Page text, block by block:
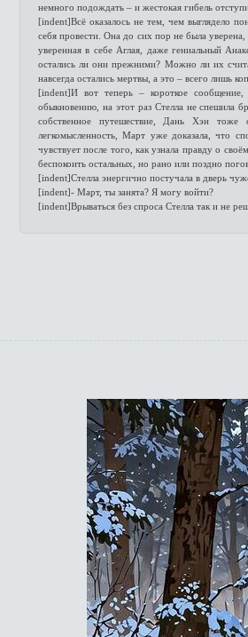
немного подождать – и жестокая гибель
[indent]Всё оказалось не тем, чем выглядело
себя провести. Она до сих пор не была
уверенная в себе Аглая, даже гениальный
остались ли они прежними? Можно ли их
навсегда остались мертвы, а это – всего лишь
[indent]И вот теперь – короткое
обыкновению, на этот раз Стелла не спешила
собственное путешествие, Дань Хэн
легкомысленность, Март уже доказала, что
чувствует после того, как узнала правду о
беспокоить остальных, но рано или поздно
[indent]Стелла энергично постучала в дверь
[indent]- Март, ты занята? Я могу войти?
[indent]Врываться без спроса Стелла так и не